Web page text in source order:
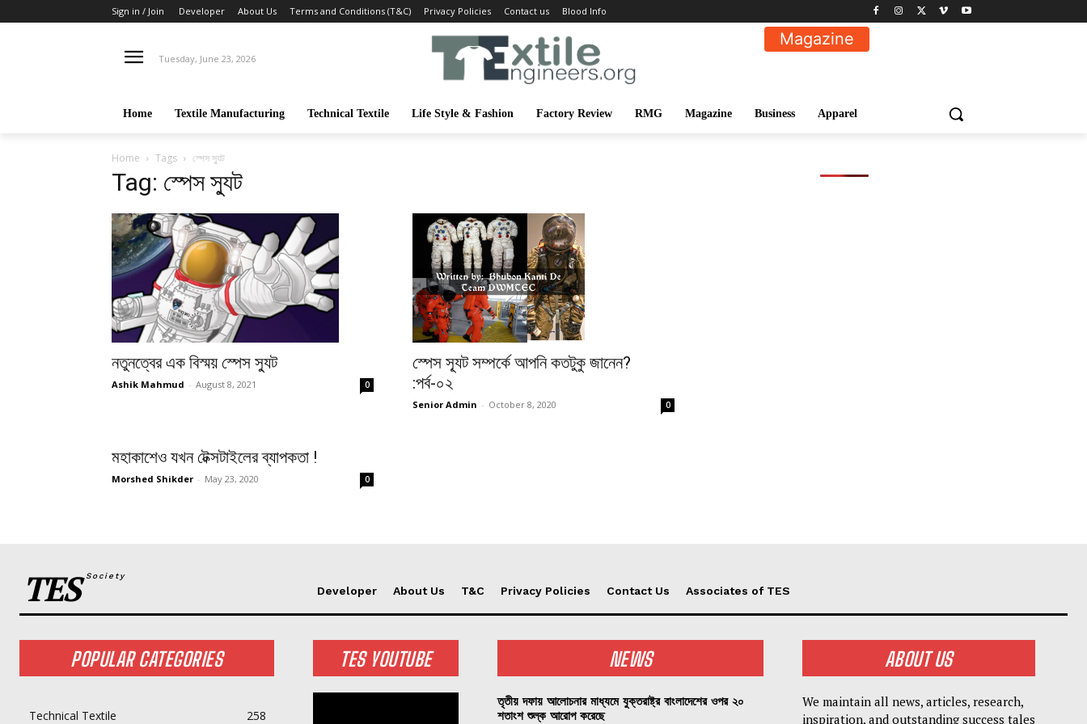
Sign in / Join Developer About Us Terms and Conditions (T&C) Privacy Policies Contact us Blood Info
Tuesday, June 23, 2026
Magazine
Home Textile Manufacturing Technical Textile Life Style & Fashion Factory Review RMG Magazine Business Apparel
Home Tags স্পেস স্যুট
Tag: স্পেস স্যুট
নতুনত্বের এক বিস্ময় স্পেস স্যুট
Ashik Mahmud - August 8, 2021 0
স্পেস স্যূট সম্পর্কে আপনি কতটুকু জানেন?
:পর্ব-০২
Senior Admin - October 8, 2020 0
মহাকাশেও যখন টেক্সটাইলের ব্যাপকতা !
Morshed Shikder - May 23, 2020 0
TES Society
Developer About Us T&C Privacy Policies Contact Us Associates of TES
POPULAR CATEGORIES
Technical Textile 258
TES YOUTUBE NEWS
তৃতীয় দফায় আলোচনার মাধ্যমে যুক্তরাষ্ট্র বাংলাদেশের ওপর ২০
শতাংশ শুল্ক আরোপ করেছে
ABOUT US
We maintain all news, articles, research,
inspiration, and outstanding success tales